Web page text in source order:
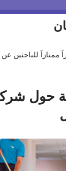
ممتازاً
حول